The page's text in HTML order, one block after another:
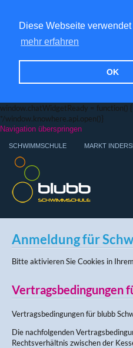
Diese Webseite
mehr erfahren
OK
window.chatWidgetReady = function()
*/window.knowhere.api.open()}
Navigation überspringen
SCHWIMMSCHULE MARKT
Anmeldung für
Bitte aktivieren Sie Cookies in
Vertragsbedingungen
Vertragsbedingungen für blubb
Die nachfolgenden
Rechtsverhältnis zwischen der